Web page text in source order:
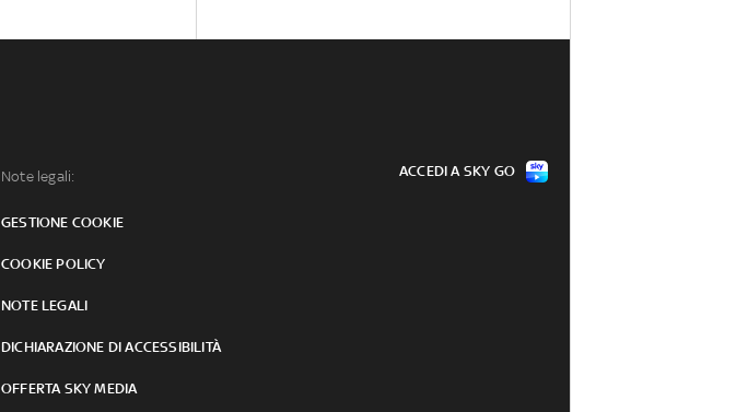
Note legali:
GESTIONE COOKIE
COOKIE POLICY
NOTE LEGALI
DICHIARAZIONE DI ACCESSIBILITÀ
OFFERTA SKY MEDIA
ACCEDI A SKY GO